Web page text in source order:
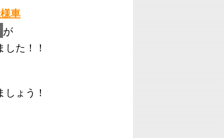
車
が
た！！
ょう！